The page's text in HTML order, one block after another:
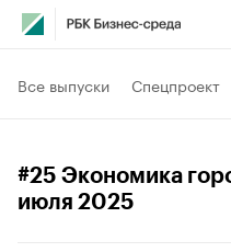
Все выпуски Спецпроект
#25 Экономика
июля 2025